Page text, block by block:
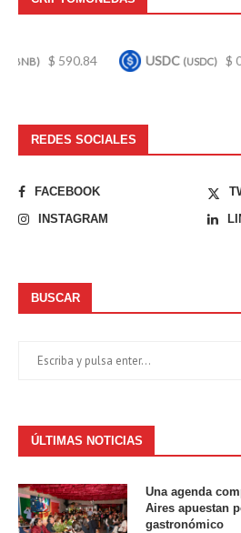
USDC(USDC) $ 0.999557
REDES SOCIALES
FACEBOOK
INSTAGRAM
BUSCAR
ÚLTIMAS NOTICIAS
Una agenda
Aires apuestan
gastronómico